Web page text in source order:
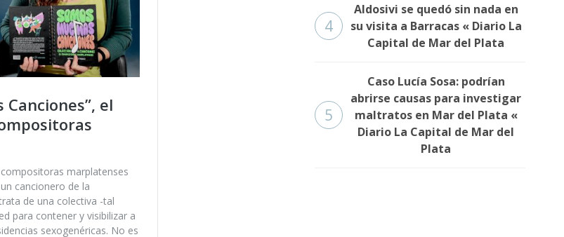
4
Aldosivi se quedó sin nada en
su visita a Barracas « Diario La
Capital de Mar del Plata
5
Caso Lucía Sosa: podrían
abrirse causas para investigar
maltratos en Mar del Plata «
Diario La Capital de Mar del
Plata